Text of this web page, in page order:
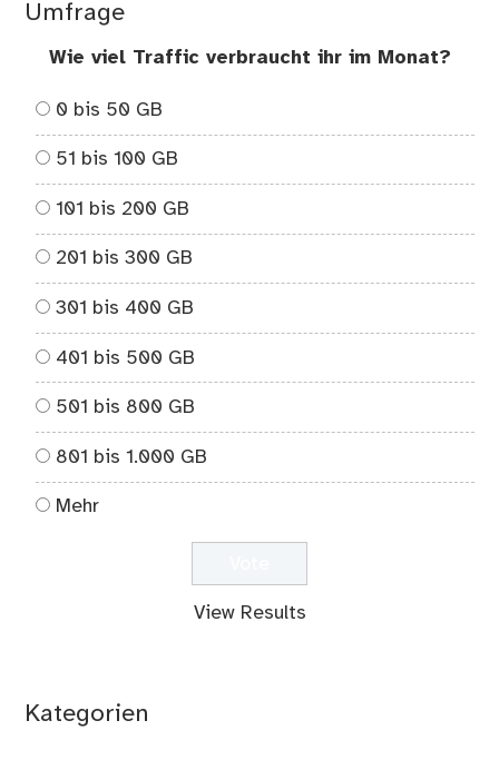
Umfrage
Wie viel Traffic verbraucht ihr im Monat?
0 bis 50 GB
51 bis 100 GB
101 bis 200 GB
201 bis 300 GB
301 bis 400 GB
401 bis 500 GB
501 bis 800 GB
801 bis 1.000 GB
Mehr
View Results
Kategorien